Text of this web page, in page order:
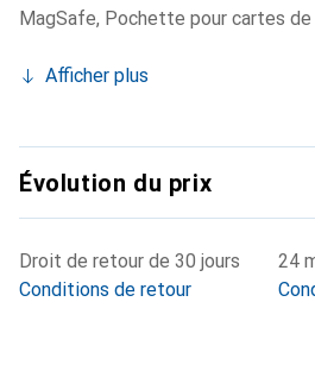
MagSafe, Pochette pour cartes
Afficher plus
Évolution du prix
Droit de retour de 30 jours
Conditions de retour
24